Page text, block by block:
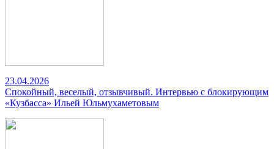
23.04.2026
Спокойный, веселый, отзывчивый. Интервью с блокирующим
«Кузбасса» Ильей Юльмухаметовым